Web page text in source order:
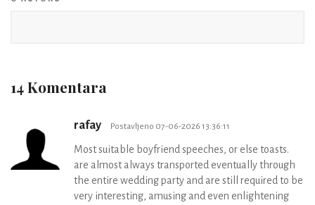
14 Komentara
rafay Postavljeno 07-06-2026 13:36:11
Most suitable boyfriend speeches, or else toasts.
are almost always transported eventually through
the entire wedding party and are still required to be
very interesting, amusing and even enlightening